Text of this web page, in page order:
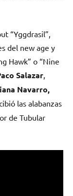
“Yggdrasil”,
del new age y
Hawk” o “Nine
Salazar
Navarro,
las alabanzas
de Tubular